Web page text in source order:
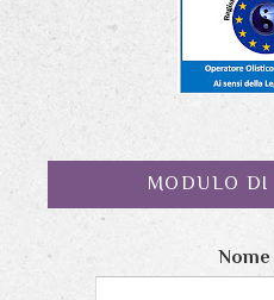
MODULO DI
Nome